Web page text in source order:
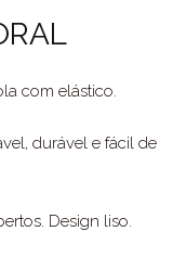
com elástico.
durável e fácil de
Design liso.